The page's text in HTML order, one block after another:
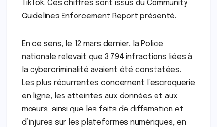
TikTok. Ces chiffres sont issus du Community
Guidelines Enforcement Report présenté.
En ce sens, le 12 mars dernier, la Police
nationale relevait que 3 794 infractions liées à
la cybercriminalité avaient été constatées.
Les plus récurrentes concernent l’escroquerie
en ligne, les atteintes aux données et aux
mœurs, ainsi que les faits de diffamation et
d’injures sur les plateformes numériques, en